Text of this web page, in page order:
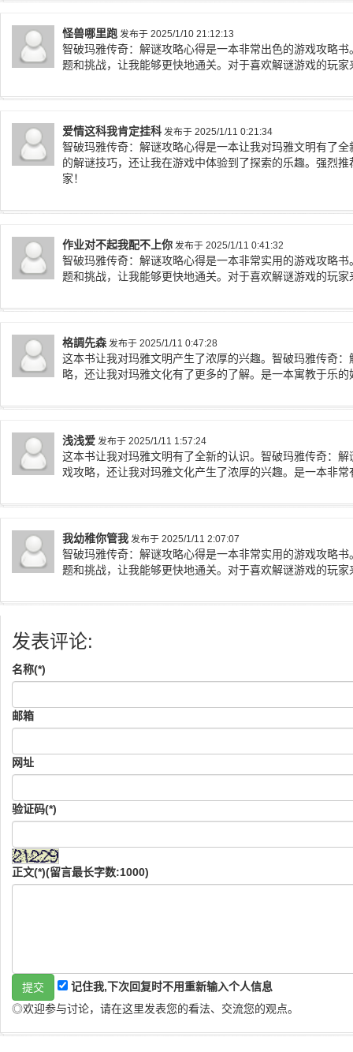
怪兽哪里跑 发布于 2025/1/10 21:12:13
智破玛雅传奇：解谜攻略心得是一本非常出色的游戏攻略
题和挑战，让我能够更快地通关。对于喜欢解谜游戏的玩
爱情这科我肯定挂科 发布于 2025/1/11 0:21:34
智破玛雅传奇：解谜攻略心得是一本让我对玛雅文明有了
的解谜技巧，还让我在游戏中体验到了探索的乐趣。强烈
家！
作业对不起我配不上你 发布于 2025/1/11 0:41:32
智破玛雅传奇：解谜攻略心得是一本非常实用的游戏攻略
题和挑战，让我能够更快地通关。对于喜欢解谜游戏的玩
格調先森 发布于 2025/1/11 0:47:28
这本书让我对玛雅文明产生了浓厚的兴趣。智破玛雅传奇
略，还让我对玛雅文化有了更多的了解。是一本寓教于乐的
浅浅爱 发布于 2025/1/11 1:57:24
这本书让我对玛雅文明有了全新的认识。智破玛雅传奇：
戏攻略，还让我对玛雅文化产生了浓厚的兴趣。是一本非常
我幼稚你管我 发布于 2025/1/11 2:07:07
智破玛雅传奇：解谜攻略心得是一本非常实用的游戏攻略
题和挑战，让我能够更快地通关。对于喜欢解谜游戏的玩
发表评论:
名称(*)
邮箱
网址
验证码(*)
正文(*)(留言最长字数:1000)
记住我,下次回复时不用重新输入个人信息
◎欢迎参与讨论，请在这里发表您的看法、交流您的观点。